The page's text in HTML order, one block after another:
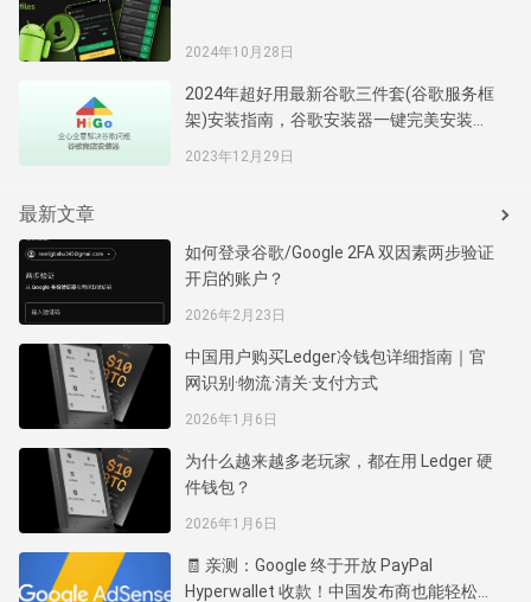
2024年10月28日
2024年超好用最新谷歌三件套(谷歌服务框
架)安装指南，谷歌安装器一键完美安装谷
歌商店服务框架
2023年12月29日
最新文章
如何登录谷歌/Google 2FA 双因素两步验证
开启的账户？
2026年2月23日
中国用户购买Ledger冷钱包详细指南｜官
网识别·物流·清关·支付方式
2026年1月6日
为什么越来越多老玩家，都在用 Ledger 硬
件钱包？
2026年1月6日
🧾 亲测：Google 终于开放 PayPal
Hyperwallet 收款！中国发布商也能轻松拿